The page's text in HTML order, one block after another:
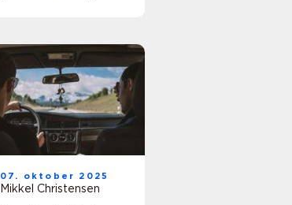
07. oktober 2025
Mikkel Christensen